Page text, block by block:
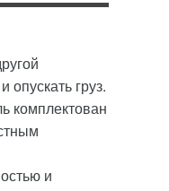
груз.
комплектован
и